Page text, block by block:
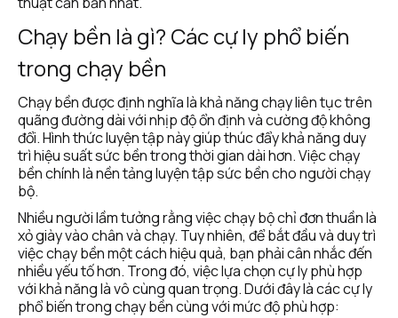
Chạy bền là gì? Các cự ly phổ biến
trong chạy bền
Chạy bền được định nghĩa là khả năng chạy liên tục trên
quãng đường dài với nhịp độ ổn định và cường độ không
đổi. Hình thức luyện tập này giúp thúc đẩy khả năng duy
trì hiệu suất sức bền trong thời gian dài hơn. Việc chạy
bền chính là nền tảng luyện tập sức bền cho người chạy
bộ.
Nhiều người lầm tưởng rằng việc chạy bộ chỉ đơn thuần là
xỏ giày vào chân và chạy. Tuy nhiên, để bắt đầu và duy trì
việc chạy bền một cách hiệu quả, bạn phải cân nhắc đến
nhiều yếu tố hơn. Trong đó, việc lựa chọn cự ly phù hợp
với khả năng là vô cùng quan trọng. Dưới đây là các cự ly
phổ biến trong chạy bền cùng với mức độ phù hợp: